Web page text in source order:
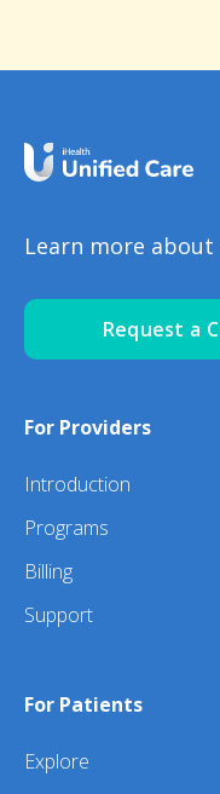
Learn more
Request a
For Providers
Introduction
Programs
Billing
Support
For Patients
Explore